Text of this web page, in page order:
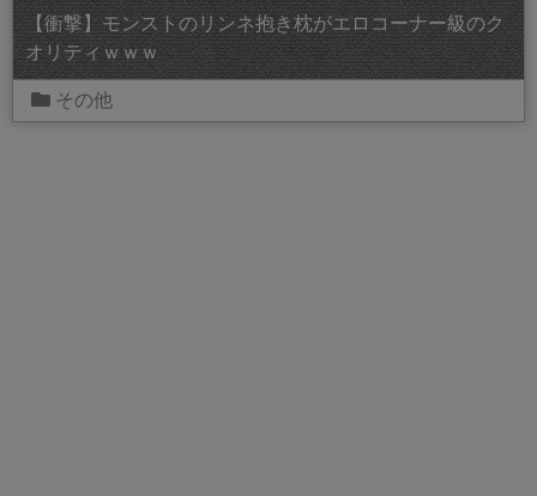
【衝撃】モンストのリンネ抱き枕がエロコーナー級のク
オリティｗｗｗ
その他